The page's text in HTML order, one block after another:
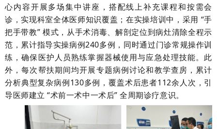
心内容开展多场集中讲座，搭配线上补充课程和按需会
诊，实现科室全体医师知识覆盖；在实操培训中，采用 “手
把手带教” 模式，从手术消毒、解剖定位到病灶清除全程示
范，累计指导实操病例240多例，同时通过门诊常规操作训
练，确保医护人员熟练掌握器械使用与应急处理技能。此
外，每次帮扶期间均开展专题病例讨论和教学查房，累计
分析典型复杂病例130多例，覆盖术后患者112余人次，引
导医师建立 “术前一术中一术后” 全周期诊疗意识。